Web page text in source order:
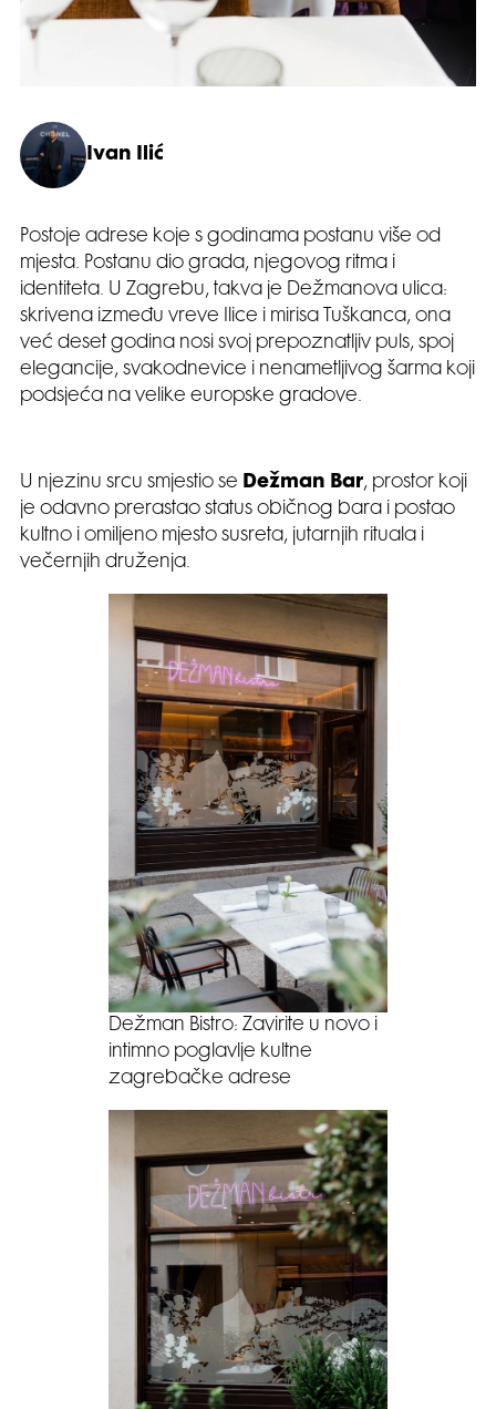
Ivan Ilić
Postoje adrese koje s godinama postanu više od
mjesta. Postanu dio grada, njegovog ritma i
identiteta. U Zagrebu, takva je Dežmanova ulica:
skrivena između vreve Ilice i mirisa Tuškanca, ona
već deset godina nosi svoj prepoznatljiv puls, spoj
elegancije, svakodnevice i nenametljivog šarma koji
podsjeća na velike europske gradove.
U njezinu srcu smjestio se Dežman Bar, prostor koji
je odavno prerastao status običnog bara i postao
kultno i omiljeno mjesto susreta, jutarnjih rituala i
večernjih druženja.
Dežman Bistro: Zavirite u novo i
intimno poglavlje kultne
zagrebačke adrese